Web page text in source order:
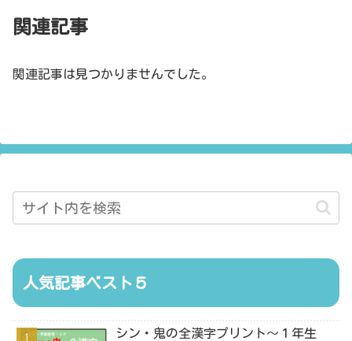
関連記事
関連記事は見つかりませんでした。
人気記事ベスト５
シン・鬼の全漢字プリント〜１年生